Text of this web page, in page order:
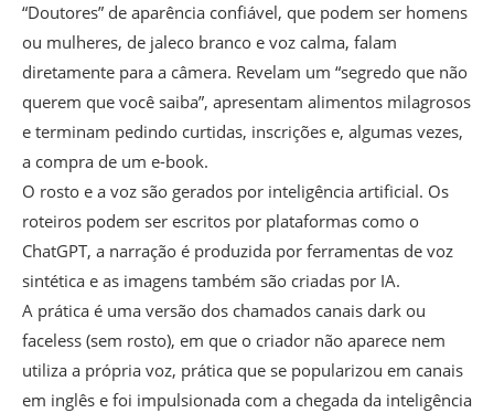
“Doutores” de aparência confiável, que podem ser homens
ou mulheres, de jaleco branco e voz calma, falam
diretamente para a câmera. Revelam um “segredo que não
querem que você saiba”, apresentam alimentos milagrosos
e terminam pedindo curtidas, inscrições e, algumas vezes,
a compra de um e-book.
O rosto e a voz são gerados por inteligência artificial. Os
roteiros podem ser escritos por plataformas como o
ChatGPT, a narração é produzida por ferramentas de voz
sintética e as imagens também são criadas por IA.
A prática é uma versão dos chamados canais dark ou
faceless (sem rosto), em que o criador não aparece nem
utiliza a própria voz, prática que se popularizou em canais
em inglês e foi impulsionada com a chegada da inteligência